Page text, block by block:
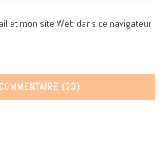
et mon site Web dans ce navigateur